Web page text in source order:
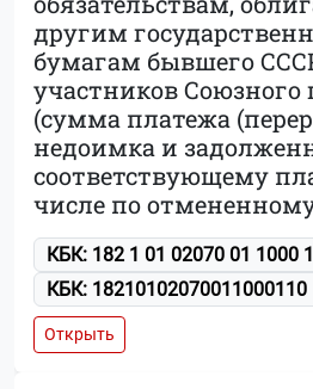
другим
бумагам бывшего
участников Союзного
(сумма платежа
недоимка и
соответствующему
числе по
КБК: 182 1 01 02070 01 1000
КБК: 18210102070011000110
Открыть